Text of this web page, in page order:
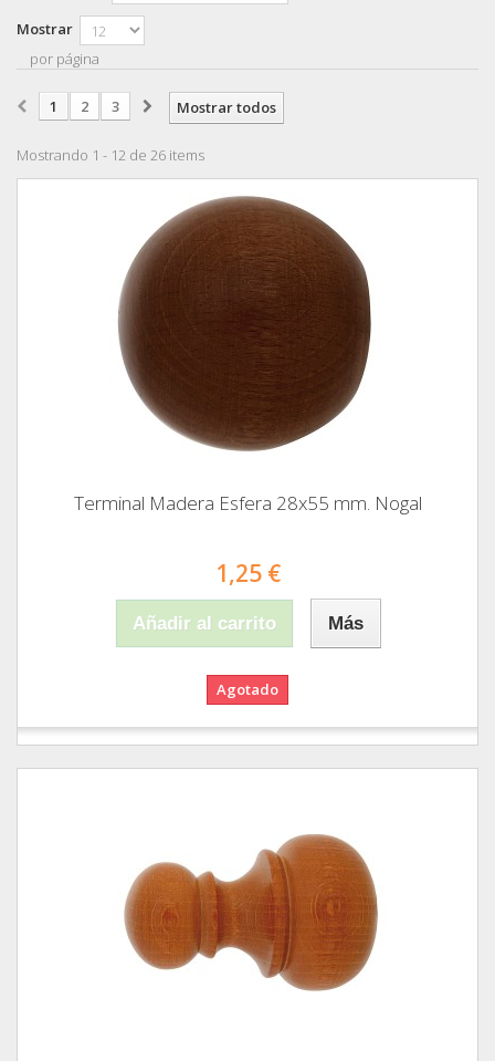
Mostrar
por página
Mostrar todos
1 2 3
Mostrando 1 - 12 de 26 items
Terminal Madera Esfera 28x55 mm. Nogal
1,25 €
Añadir al carrito Más
Agotado